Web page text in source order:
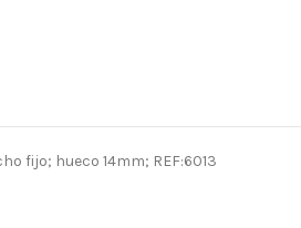
fijo; hueco 14mm; REF:6013